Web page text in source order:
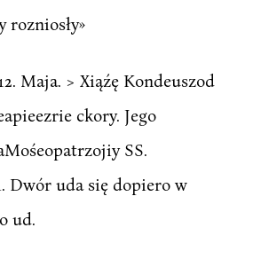
rozniosły»
Maja. > Xiąźę Kondeuszod
ckory. Jego
SS.
Dwór uda się dopiero w
ud.